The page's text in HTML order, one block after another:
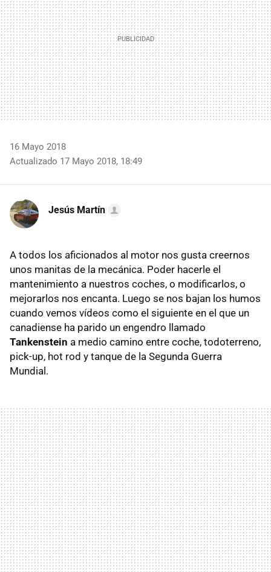
16 Mayo 2018
Actualizado 17 Mayo 2018, 18:49
Jesús Martín
A todos los aficionados al motor nos gusta creernos
unos manitas de la mecánica. Poder hacerle el
mantenimiento a nuestros coches, o modificarlos, o
mejorarlos nos encanta. Luego se nos bajan los humos
cuando vemos vídeos como el siguiente en el que un
canadiense ha parido un engendro llamado
Tankenstein a medio camino entre coche, todoterreno,
pick-up, hot rod y tanque de la Segunda Guerra
Mundial.